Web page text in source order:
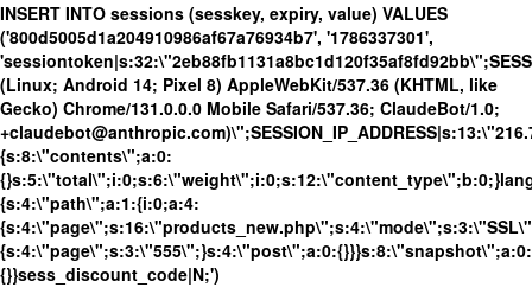
INSERT INTO sessions (sesskey, expiry, value) VALUES
('800d5005d1a204910986af67a76934b7', '1786337301',
(Linux; Android 14; Pixel 8) AppleWebKit/537.36 (KHTML, like
Gecko) Chrome/131.0.0.0 Mobile Safari/537.36; ClaudeBot/1.0;
{s:8:\"contents\";a:0:
{s:4:\"path\";a:1:{i:0;a:4:
{s:4:\"page\";s:3:\"555\";}s:4:\"post\";a:0:{}}}s:8:\"snapshot\";a:0:
{}}sess_discount_code|N;')